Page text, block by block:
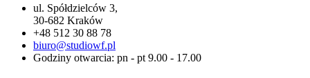
ul. Spółdzielców 3,
30-682 Kraków
+48 512 30 88 78
biuro@studiowf.pl
Godziny otwarcia: pn - pt 9.00 - 17.00